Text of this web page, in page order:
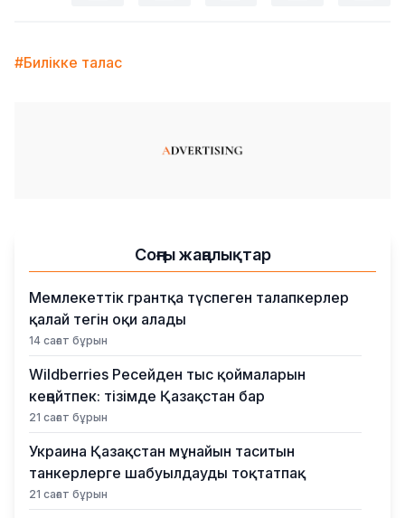
#Билікке талас
Соңғы жаңалықтар
Мемлекеттік грантқа түспеген талапкерлер
қалай тегін оқи алады
14 сағат бұрын
Wildberries Ресейден тыс қоймаларын
кеңейтпек: тізімде Қазақстан бар
21 сағат бұрын
Украина Қазақстан мұнайын таситын
танкерлерге шабуылдауды тоқтатпақ
21 сағат бұрын